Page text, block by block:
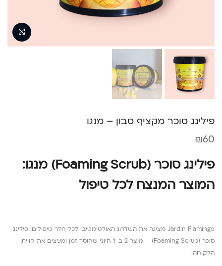
פילינג סוכר מקציף סבון – מנגו
₪60
פילינג סוכר (Foaming Scrub) מנגו:
המוצר המנצח לכל טיפול
Jardin Flamingo מציגה את השדרוג האולטימטיבי לכל חדר טיפולים: פילינג
סוכר (Foaming Scrub) – מוצר 2 ב-1 חיוני שחוסך זמן ומעצים את חווית
הלקוחה.